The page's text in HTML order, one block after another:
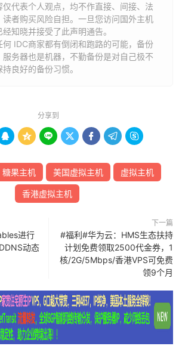
仅代表个人观点，均不作直接、间接、法
读者购买风险自担。一旦您访问国外主机
知晓并接受了此声明通告。
何 IDC商家都有倒闭和跑路的可能，备份
服务器也是机器，不勤备份是对自己极不
良好的备份习惯。
分享到
      
糖果主机 美国虚拟主机 虚拟主机
香港虚拟主机
进行
动态
下一篇
#福利#华为云：HMS生态扶持
计划免费领取2500代金券，1
核/2G/5Mbps/香港VPS可免费
领9个月